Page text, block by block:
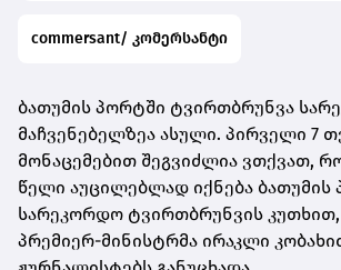
commersant/ კომერსანტი
ბათუმის პორტში ტვირთბრუნვა
მაჩვენებელზეა ასული. პირველი 7
მონაცემებით შეგვიძლია ვთქვათ,
წელი აუცილებლად იქნება ბათუმის
სარეკორდო ტვირთბრუნვის კუთხით,
პრემიერ-მინისტრმა ირაკლი